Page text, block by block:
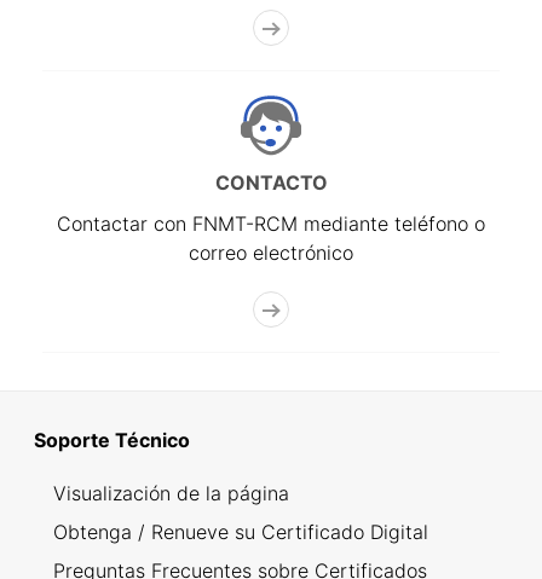
CONTACTO
Contactar con FNMT-RCM mediante teléfono o
correo electrónico
Soporte Técnico
Visualización de la página
Obtenga / Renueve su Certificado Digital
Preguntas Frecuentes sobre Certificados